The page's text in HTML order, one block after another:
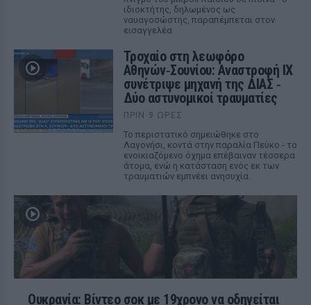
ιδιοκτήτης, δηλωμένος ως
ναυαγοσώστης, παραπέμπεται στον
εισαγγελέα
Τροχαίο στη λεωφόρο
Αθηνών‑Σουνίου: Αναστροφή ΙΧ
συνέτριψε μηχανή της ΔΙΑΣ ‑
Δύο αστυνομικοί τραυματίες
ΠΡΙΝ 9 ΏΡΕΣ
Το περιστατικό σημειώθηκε στο
Λαγονήσι, κοντά στην παραλία Πεύκο - το
ενοικιαζόμενο όχημα επέβαιναν τέσσερα
άτομα, ενώ η κατάσταση ενός εκ των
τραυματιών εμπνέει ανησυχία.
Ουκρανία: Βίντεο σοκ με 19χρονο να οδηγείται